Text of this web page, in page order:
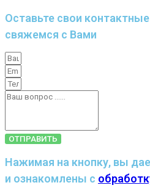
Оставьте свои
свяжемся с Вами
ОТПРАВИТЬ
Нажимая на кнопку, вы
и ознакомлены с